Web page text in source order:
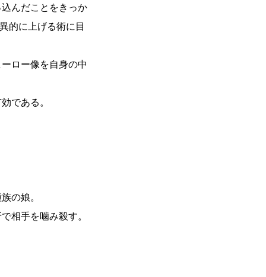
んだことをきっか
的に上げる術に目
ロー像を自身の中
である。
の娘。
相手を噛み殺す。